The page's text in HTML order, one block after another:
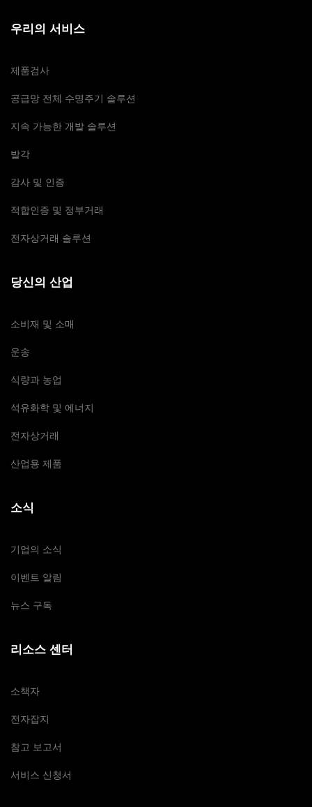
우리의 서비스
제품검사
공급망 전체 수명주기 솔루션
지속 가능한 개발 솔루션
발각
감사 및 인증
적합인증 및 정부거래
전자상거래 솔루션
당신의 산업
소비재 및 소매
운송
식량과 농업
석유화학 및 에너지
전자상거래
산업용 제품
소식
기업의 소식
이벤트 알림
뉴스 구독
리소스 센터
소책자
전자잡지
참고 보고서
서비스 신청서